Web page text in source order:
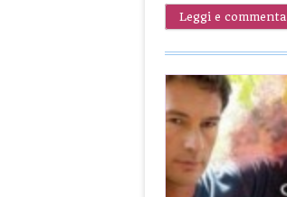
Leggi e commenta